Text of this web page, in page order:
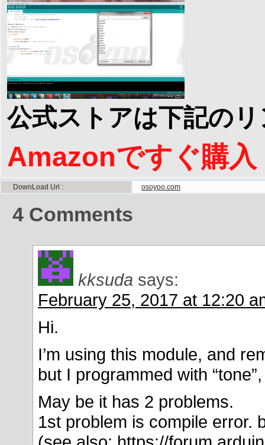
公式ストアは下記の
Amazonですぐ購入
DownLoad Url osoyoo.com
4 Comments
kksuda says:
February 25, 2017 at 12:20
Hi.
I’m using this module, and
but I programmed with
May be it has 2 problems.
1st problem is compile error.